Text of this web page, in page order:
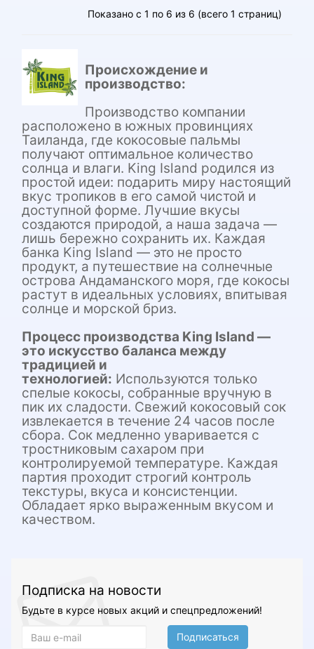
Показано с 1 по 6 из 6 (всего 1 страниц)
Происхождение и
производство:
Производство компании
расположено в южных провинциях
Таиланда, где кокосовые пальмы
получают оптимальное количество
солнца и влаги. King Island родился из
простой идеи: подарить миру настоящий
вкус тропиков в его самой чистой и
доступной форме. Лучшие вкусы
создаются природой, а наша задача —
лишь бережно сохранить их. Каждая
банка King Island — это не просто
продукт, а путешествие на солнечные
острова Андаманского моря, где кокосы
растут в идеальных условиях, впитывая
солнце и морской бриз.
Процесс производства King Island —
это искусство баланса между
традицией и
технологией: Используются только
спелые кокосы, собранные вручную в
пик их сладости. Свежий кокосовый сок
извлекается в течение 24 часов после
сбора. Сок медленно уваривается с
тростниковым сахаром при
контролируемой температуре. Каждая
партия проходит строгий контроль
текстуры, вкуса и консистенции.
Обладает ярко выраженным вкусом и
качеством.
Подписка на новости
Будьте в курсе новых акций и спецпредложений!
Подписаться